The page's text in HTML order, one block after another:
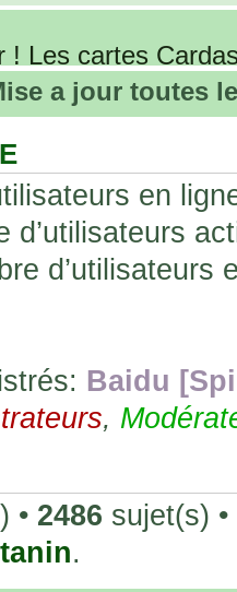
! Les cartes
sont
fait partie de
et à
qualité de votre
de la même série
en règle
de carte.
de cette Hondan ?
j'ai commandé
vraiment très
censées être
a jour toutes
en
d’utilisateurs
d’utilisateurs
Baidu
,
• 2486 sujet(s) •
tanin.